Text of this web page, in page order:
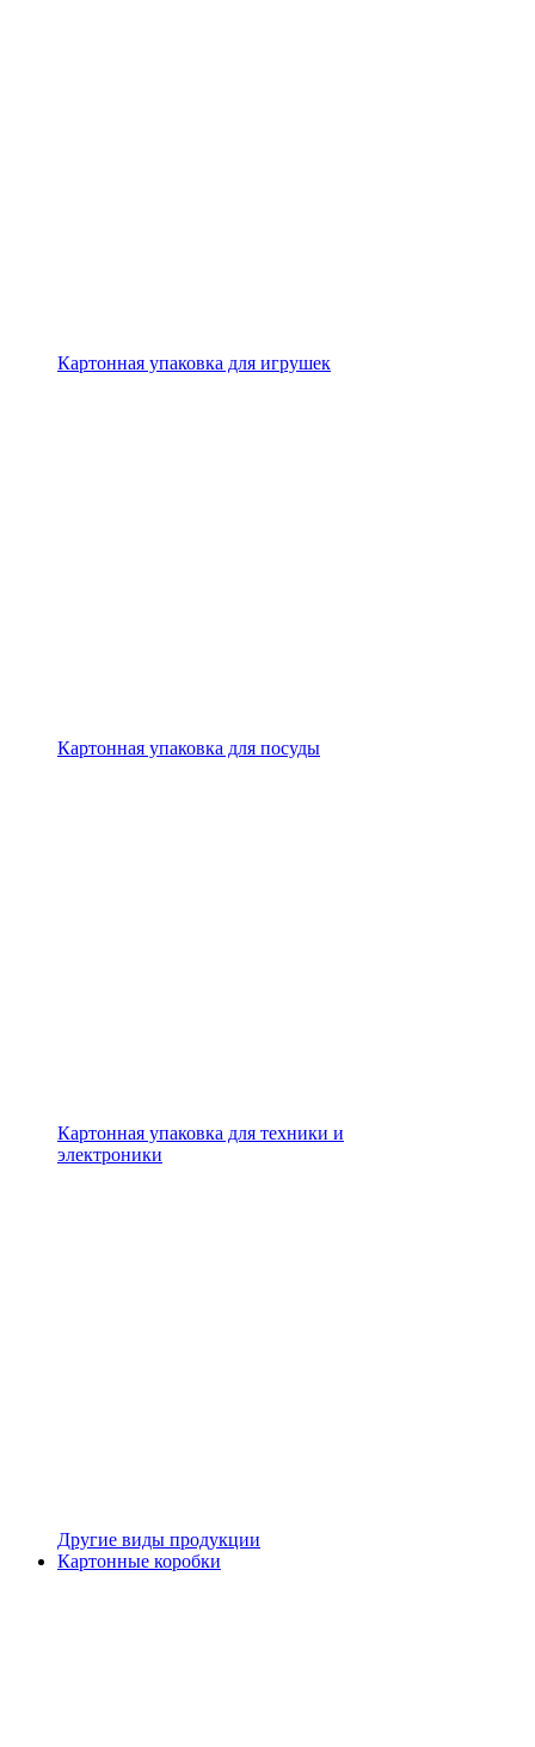
Картонная упаковка для игрушек
Картонная упаковка для посуды
Картонная упаковка для техники и
электроники
Другие виды продукции
Картонные коробки